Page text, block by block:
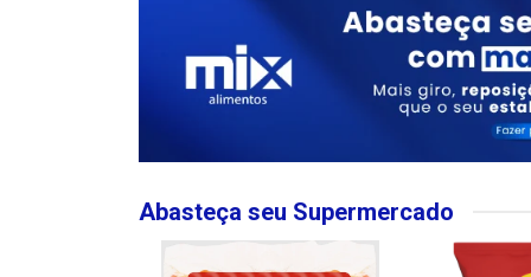
Abasteça seu Supermercado